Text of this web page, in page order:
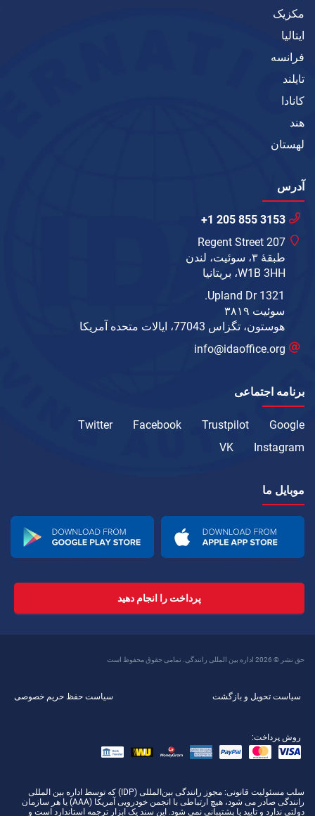
مکزیک
ایتالیا
فرانسه
تایلند
کانادا
هند
لهستان
آدرس
+1 205 855 3153
207 Regent Street
طبقهٔ ۳، سوئیت، لندن
W1B 3HH، بریتانیا
1321 Upland Dr.
سوئیت ۳۸۱۹
هوستون، تگزاس 77043، ایالات متحده آمریکا
info@idaoffice.org
برنامه اجتماعی
Google
Trustpilot
Facebook
Twitter
Instagram
VK
موبایل ما
پرداخت را انجام دهید
حق نشر © 2026 اداره بین المللی رانندگی. تمامی حقوق محفوظ است
سیاست تحویل و بازگشت سیاست حفظ حریم خصوصی
روش پرداخت:
سلب مسئولیت قانونی
: مجوز رانندگی بین‌المللی (IDP) که توسط اداره بین المللی
رانندگی صادر می‌ شود، هیچ ارتباطی با انجمن خودرویی آمریکا (AAA) یا هر سازمان
دولتی ندارد و تایید یا پشتیبانی نمی‌ شود. این سند یک ابزار ترجمه استاندارد است و